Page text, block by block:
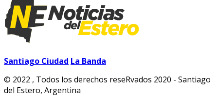
Santiago Ciudad La Banda
© 2022 , Todos los derechos reseRvados 2020 - Santiago
del Estero, Argentina